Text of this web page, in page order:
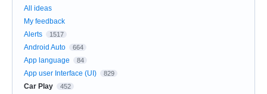
All ideas
My feedback
Alerts
1517
Android Auto 664
App language 84
App user Interface (UI) 829
Car Play 452